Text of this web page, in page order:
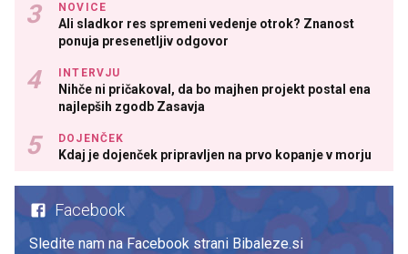
NOVICE
Ali sladkor res spremeni vedenje otrok? Znanost
ponuja presenetljiv odgovor
INTERVJU
Nihče ni pričakoval, da bo majhen projekt postal ena
najlepših zgodb Zasavja
DOJENČEK
Kdaj je dojenček pripravljen na prvo kopanje v morju
Facebook
Sledite nam na Facebook strani Bibaleze.si